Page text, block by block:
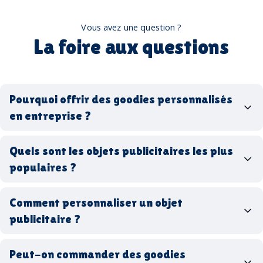
Vous avez une question ?
La foire aux questions
Pourquoi offrir des goodies personnalisés
en entreprise ?
Quels sont les objets publicitaires les plus
populaires ?
stylos personnalisés
tote bags publicitaires
gourdes réutilisables
France Made in Europe goodies hi-tech
Comment personnaliser un objet
publicitaire ?
Peut-on commander des goodies